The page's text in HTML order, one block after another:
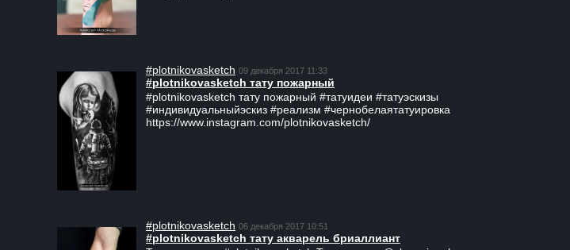
#plotnikovasketch 09 декабря 2017 11:33
#plotnikovasketch тату пожарный
#plotnikovasketch тату пожарный #татуидеи #татуэскизы
#индивидуальныйэскиз #реализм #чернобелаятатуировка
https://www.instagram.com/plotnikovasketch/
#plotnikovasketch 06 декабря 2017 10:51
#plotnikovasketch тату акварель бриаллиант